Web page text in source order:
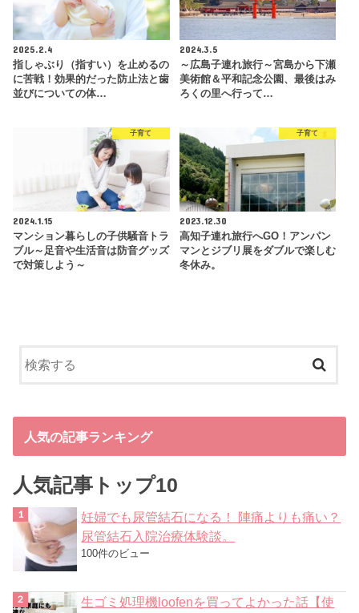
2025.2.4
指しゃぶり（指すい）を止めるの
に苦戦！効果的だった防止法と歯
並びについての体…
2024.3.5
～広島子連れ旅行～宮島から下瀬
美術館＆平和記念公園、最後はみ
ろくの里へ行って…
子育て
2024.1.15
マンション暮らしの子供騒音トラ
ブル～足音や生活音は防音グッズ
で対策しよう～
子育て
2023.12.30
高知子連れ旅行へGO！アンパン
マンとジブリ展をダブルで楽しむ
冬休み。
人気の記事ランキング
人気記事トップ10
妊婦でも尿管結石になる！ 陣痛よりも痛い？
尿管結石入院治療体験談。
100件のビュー
生ゴミ処理機loofenを買ってよかった話【使